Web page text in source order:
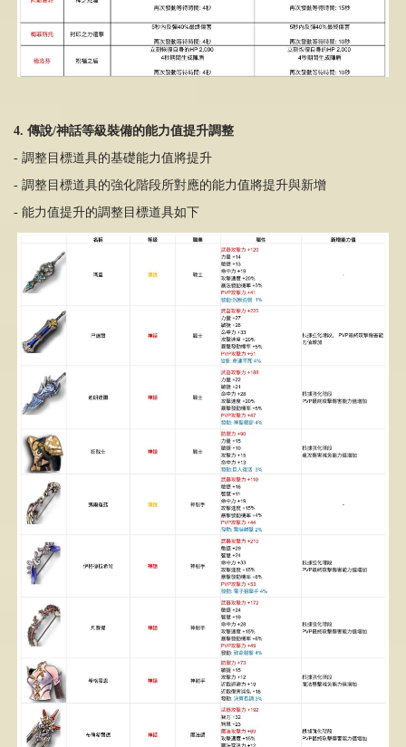
4. 傳說/神話等級裝備的能力值提升調整
- 調整目標道具的基礎能力值將提升
- 調整目標道具的強化階段所對應的能力值將提升與新增
- 能力值提升的調整目標道具如下